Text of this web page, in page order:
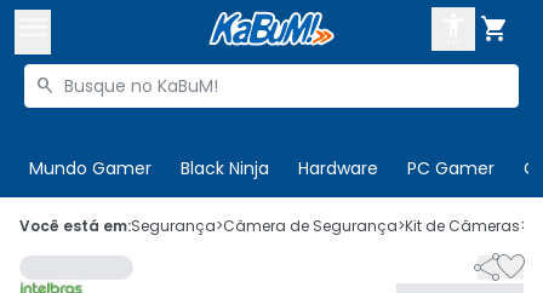

Buscar produtos

Mundo Gamer Black Ninja Hardware PC Gamer
 Olá. Acesse sua conta
 Departamentos
Você está em:Segurança>Câmera de Segurança>Kit de Câmeras>
